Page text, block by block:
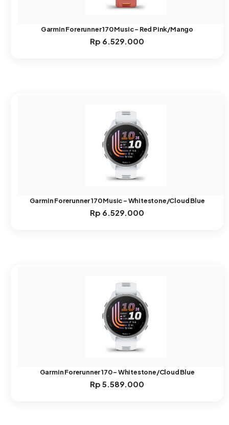
Garmin Forerunner 170 Music – Red Pink/Mango
Rp 6.529.000
Garmin Forerunner 170 Music – Whitestone/Cloud Blue
Rp 6.529.000
Garmin Forerunner 170 – Whitestone/Cloud Blue
Rp 5.589.000